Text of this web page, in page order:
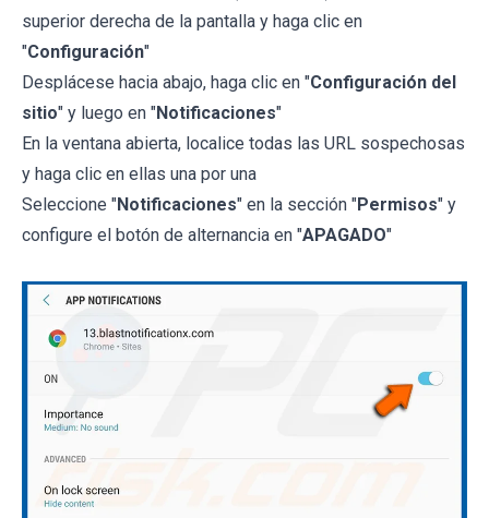
superior derecha de la pantalla y haga clic en
"Configuración"
Desplácese hacia abajo, haga clic en "Configuración del
sitio" y luego en "Notificaciones"
En la ventana abierta, localice todas las URL sospechosas
y haga clic en ellas una por una
Seleccione "Notificaciones" en la sección "Permisos" y
configure el botón de alternancia en "APAGADO"